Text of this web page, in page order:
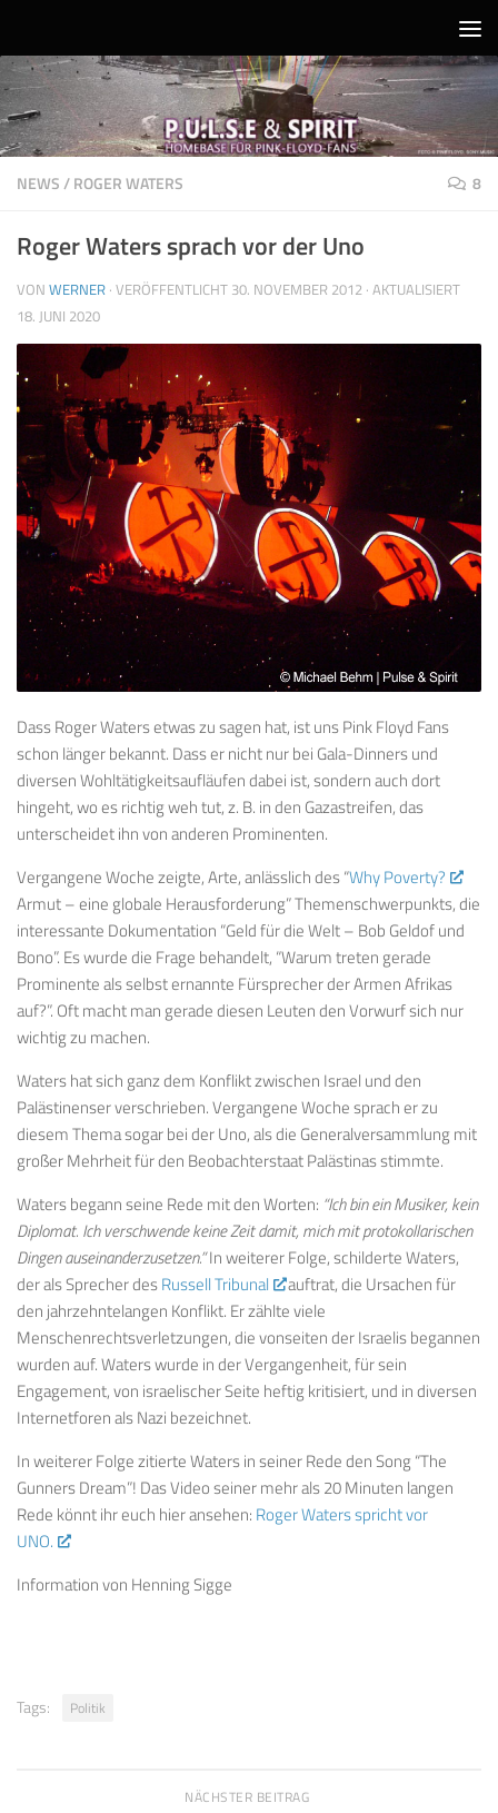
NEWS/ROGER WATERS 8
Roger Waters sprach vor der Uno
VON WERNER · VERÖFFENTLICHT 30. NOVEMBER 2012 · AKTUALISIERT
18. JUNI 2020
Dass Roger Waters etwas zu sagen hat, ist uns Pink Floyd Fans
schon länger bekannt. Dass er nicht nur bei Gala-Dinners und
diversen Wohltätigkeitsaufläufen dabei ist, sondern auch dort
hingeht, wo es richtig weh tut, z. B. in den Gazastreifen, das
unterscheidet ihn von anderen Prominenten.
Vergangene Woche zeigte, Arte, anlässlich des “Why Poverty?
Armut – eine globale Herausforderung” Themenschwerpunkts, die
interessante Dokumentation “Geld für die Welt – Bob Geldof und
Bono”. Es wurde die Frage behandelt, “Warum treten gerade
Prominente als selbst ernannte Fürsprecher der Armen Afrikas
auf?”. Oft macht man gerade diesen Leuten den Vorwurf sich nur
wichtig zu machen.
Waters hat sich ganz dem Konflikt zwischen Israel und den
Palästinenser verschrieben. Vergangene Woche sprach er zu
diesem Thema sogar bei der Uno, als die Generalversammlung mit
großer Mehrheit für den Beobachterstaat Palästinas stimmte.
Waters begann seine Rede mit den Worten: “Ich bin ein Musiker, kein
Diplomat. Ich verschwende keine Zeit damit, mich mit protokollarischen
Dingen auseinanderzusetzen.”In weiterer Folge, schilderte Waters,
der als Sprecher desRussell Tribunal
auftrat, die Ursachen für
den jahrzehntelangen Konflikt. Er zählte viele
Menschenrechtsverletzungen, die vonseiten der Israelis begannen
wurden auf. Waters wurde in der Vergangenheit, für sein
Engagement, von israelischer Seite heftig kritisiert, und in diversen
Internetforen als Nazi bezeichnet.
In weiterer Folge zitierte Waters in seiner Rede den Song “The
Gunners Dream”! Das Video seiner mehr als 20 Minuten langen
Rede könnt ihr euch hier ansehen: Roger Waters spricht vor
UNO.
Information von Henning Sigge
Tags: Politik
NÄCHSTER BEITRAG